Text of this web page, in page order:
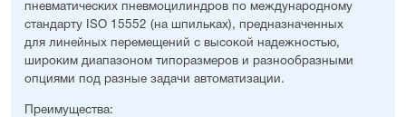
пневматических пневмоцилиндров по международному
стандарту ISO 15552 (на шпильках), предназначенных
для линейных перемещений с высокой надежностью,
широким диапазоном типоразмеров и разнообразными
опциями под разные задачи автоматизации.
Преимущества: